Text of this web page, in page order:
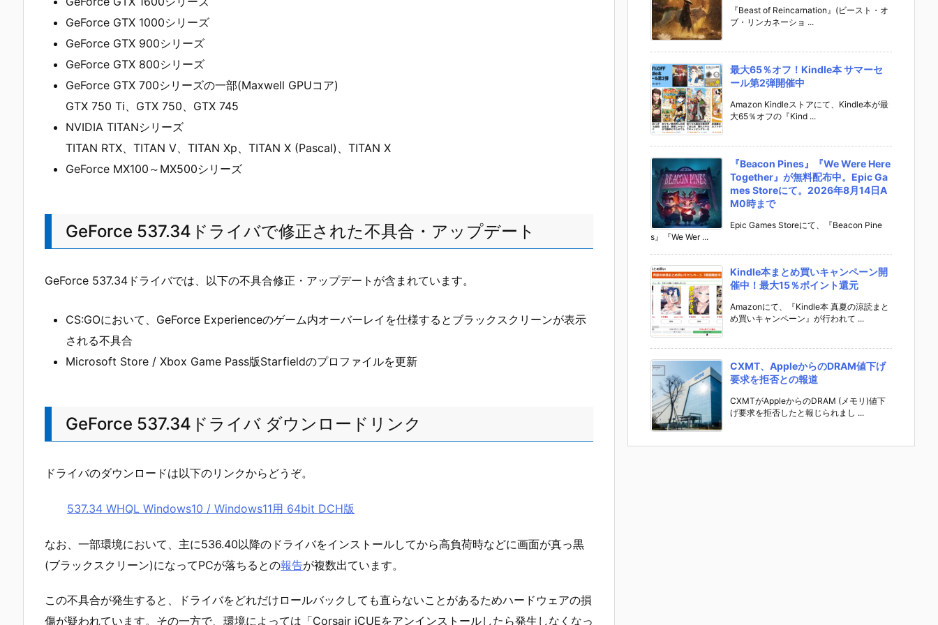
GeForce GTX 1000シリーズ
GeForce GTX 900シリーズ
GeForce GTX 800シリーズ
GeForce GTX 700シリーズの一部(Maxwell GPUコア)
GTX 750 Ti、GTX 750、GTX 745
NVIDIA TITANシリーズ
TITAN RTX、TITAN V、TITAN Xp、TITAN X (Pascal)、TITAN X
GeForce MX100～MX500シリーズ
GeForce 537.34ドライバで修正された不具合・アップデート
GeForce 537.34ドライバでは、以下の不具合修正・アップデートが含まれています。
CS:GOにおいて、GeForce Experienceのゲーム内オーバーレイを仕様するとブラックスクリーンが表示
される不具合
Microsoft Store / Xbox Game Pass版Starfieldのプロファイルを更新
GeForce 537.34ドライバ ダウンロードリンク
ドライバのダウンロードは以下のリンクからどうぞ。
537.34 WHQL Windows10 / Windows11用 64bit DCH版
なお、一部環境において、主に536.40以降のドライバをインストールしてから高負荷時などに画面が真っ黒
(ブラックスクリーン)になってPCが落ちるとの報告が複数出ています。
この不具合が発生すると、ドライバをどれだけロールバックしても直らないことがあるためハードウェアの損
傷が疑われています。その一方で、環境によっては「Corsair iCUEをアンインストールしたら発生しなくなっ
『Beast of Reincarnation』(ビースト・オ
ブ・リンカネーショ ...
最大65％オフ！Kindle本 サマーセ
ール第2弾開催中
Amazon Kindleストアにて、Kindle本が最
大65％オフの『Kind ...
『Beacon Pines』『We Were Here
Together』が無料配布中。Epic Ga
mes Storeにて。2026年8月14日A
M0時まで
Epic Games Storeにて、『Beacon Pine
s』『We Wer ...
Kindle本まとめ買いキャンペーン開
催中！最大15％ポイント還元
Amazonにて、『Kindle本 真夏の涼読まと
め買いキャンペーン』が行われて ...
CXMT、AppleからのDRAM値下げ
要求を拒否との報道
CXMTがAppleからのDRAM (メモリ)値下
げ要求を拒否したと報じられまし ...